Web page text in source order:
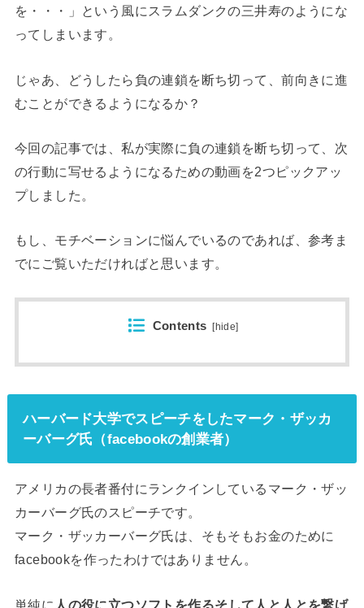
を・・・」という風にスラムダンクの三井寿のようにな
ってしまいます。
じゃあ、どうしたら負の連鎖を断ち切って、前向きに進
むことができるようになるか？
今回の記事では、私が実際に負の連鎖を断ち切って、次
の行動に写せるようになるための動画を2つピックアッ
プしました。
もし、モチベーションに悩んでいるのであれば、参考ま
でにご覧いただければと思います。
Contents [hide]
ハーバード大学でスピーチをしたマーク・ザッカ
ーバーグ氏（facebookの創業者）
アメリカの長者番付にランクインしているマーク・ザッ
カーバーグ氏のスピーチです。
マーク・ザッカーバーグ氏は、そもそもお金のために
facebookを作ったわけではありません。
単純に 人の役に立つソフトを作るそして人と人とを繋げ